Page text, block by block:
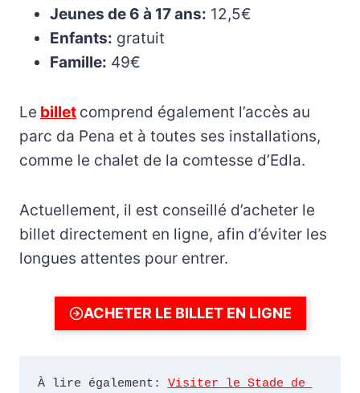
Jeunes de 6 à 17 ans: 12,5€
Enfants: gratuit
Famille: 49€
Le billet comprend également l’accès au
parc da Pena et à toutes ses installations,
comme le chalet de la comtesse d’Edla.
Actuellement, il est conseillé d’acheter le
billet directement en ligne, afin d’éviter les
longues attentes pour entrer.
ACHETER LE BILLET EN LIGNE
À lire également: Visiter le Stade de